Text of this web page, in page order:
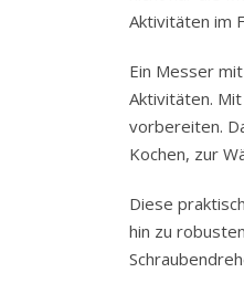
Aktivitäten im
Ein Messer
Aktivitäten.
vorbereiten.
Kochen, zur
Diese
hin zu